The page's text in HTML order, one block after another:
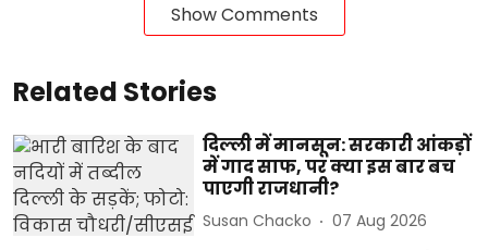
Show Comments
Related Stories
दिल्ली में मानसून: सरकारी आंकड़ों
में गाद साफ, पर क्या इस बार बच
पाएगी राजधानी?
Susan Chacko 07 Aug 2026